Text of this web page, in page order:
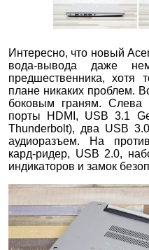
Интересно, что новый
вода-вывода даже
предшественника,
плане никаких проблем.
боковым граням.
порты HDMI, USB 3.1
Thunderbolt), два USB
аудиоразъем. На
кард-ридер, USB 2.0,
индикаторов и замок